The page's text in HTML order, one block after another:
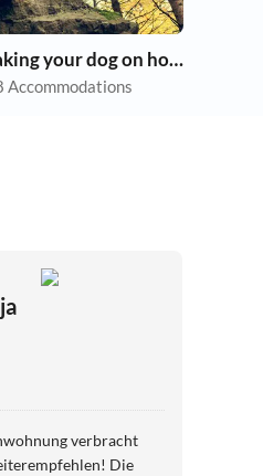
Taking your dog on holiday
Accommodations
verbracht
Die